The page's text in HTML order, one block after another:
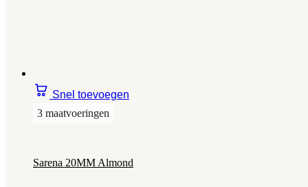
Snel toevoegen
3 maatvoeringen
Sarena 20MM Almond